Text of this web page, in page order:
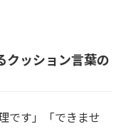
クッション言葉の
です」「できませ